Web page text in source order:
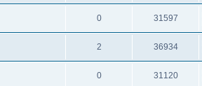
0 31597
2 36934
0 31120